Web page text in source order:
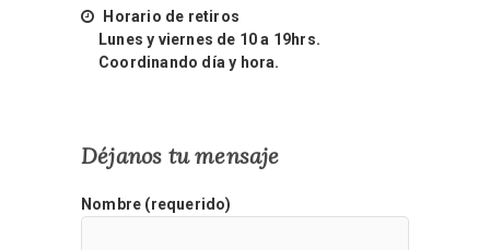
Horario de retiros
Lunes y viernes de 10 a 19hrs.
Coordinando día y hora.
Déjanos tu mensaje
Nombre (requerido)